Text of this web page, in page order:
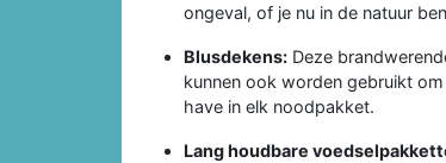
ongeval, of je nu in de natuur
Blusdekens: Deze
kunnen ook worden gebruikt
have in elk noodpakket.
Lang houdbare